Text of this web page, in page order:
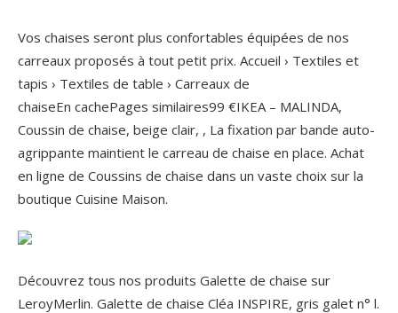
Vos chaises seront plus confortables équipées de nos
carreaux proposés à tout petit prix. Accueil › Textiles et
tapis › Textiles de table › Carreaux de
chaiseEn cachePages similaires99 €IKEA – MALINDA,
Coussin de chaise, beige clair, , La fixation par bande auto-
agrippante maintient le carreau de chaise en place. Achat
en ligne de Coussins de chaise dans un vaste choix sur la
boutique Cuisine Maison.
Découvrez tous nos produits Galette de chaise sur
LeroyMerlin. Galette de chaise Cléa INSPIRE, gris galet n° l.